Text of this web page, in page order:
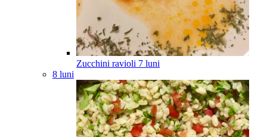
Zucchini ravioli 7 luni
8 luni